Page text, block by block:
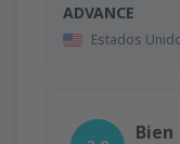
ADVANCE
Estados
Bien